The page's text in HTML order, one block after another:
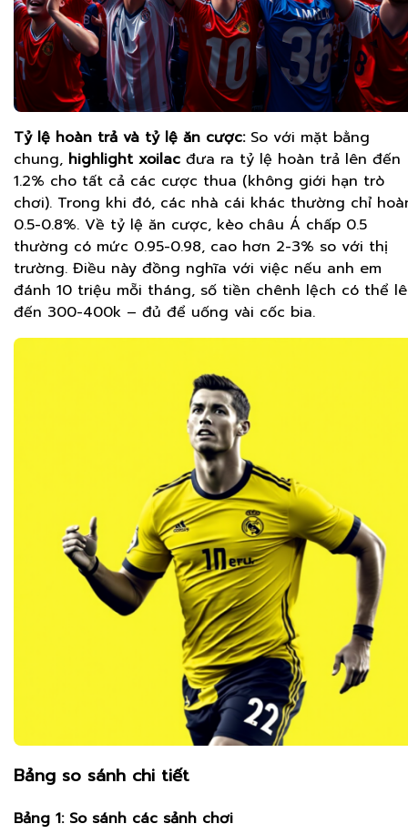
Tỷ lệ hoàn trả và tỷ lệ ăn cược:So với mặt bằng
chung, highlight xoilac đưa ra tỷ lệ hoàn trả lên đến
1.2% cho tất cả các cược thua (không giới hạn trò
chơi). Trong khi đó, các nhà cái khác thường chỉ
0.5-0.8%. Về tỷ lệ ăn cược, kèo châu Á chấp 0.5
thường có mức 0.95-0.98, cao hơn 2-3% so với thị
trường. Điều này đồng nghĩa với việc nếu anh em
đánh 10 triệu mỗi tháng, số tiền chênh lệch có thể
đến 300-400k – đủ để uống vài cốc bia.
Bảng so sánh chi tiết
Bảng 1: So sánh các sảnh chơi